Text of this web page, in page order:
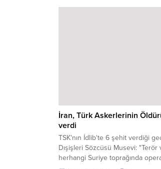
İran, Türk Askerlerinin
verdi
TSK'nın İdlib'te 6 şehit verdiği
Dışişleri Sözcüsü Musevi:
herhangi Suriye toprağında